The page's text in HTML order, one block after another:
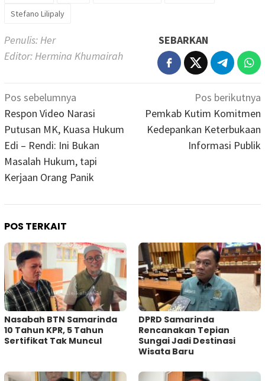
Stefano Lilipaly
Penulis: Her
Editor: Hermina Khumairah
SEBARKAN
Navigasi
pos
Pos sebelumnya
Respon Video Narasi
Putusan MK, Kuasa Hukum
Edi – Rendi: Ini Bukan
Masalah Hukum, tapi
Kerjaan Orang Panik
Pos berikutnya
Pemkab Kutim Komitmen
Kedepankan Keterbukaan
Informasi Publik
POS TERKAIT
Nasabah BTN Samarinda
10 Tahun KPR, 5 Tahun
Sertifikat Tak Muncul
DPRD Samarinda
Rencanakan Tepian
Sungai Jadi Destinasi
Wisata Baru